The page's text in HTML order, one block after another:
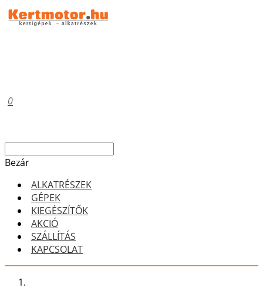
0
Bezár
ALKATRÉSZEK
GÉPEK
KIEGÉSZÍTŐK
AKCIÓ
SZÁLLÍTÁS
KAPCSOLAT